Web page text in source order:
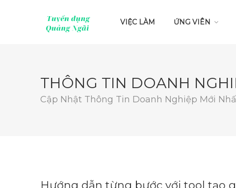
VIỆC LÀM ỨNG VIÊN
THÔNG TIN DOANH
Cập Nhật Thông Tin Doanh Nghiệp Mới
Hướng dẫn từng bước với tool tạo